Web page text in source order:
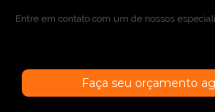
Entre em contato com um de nossos
Faça seu orçamento